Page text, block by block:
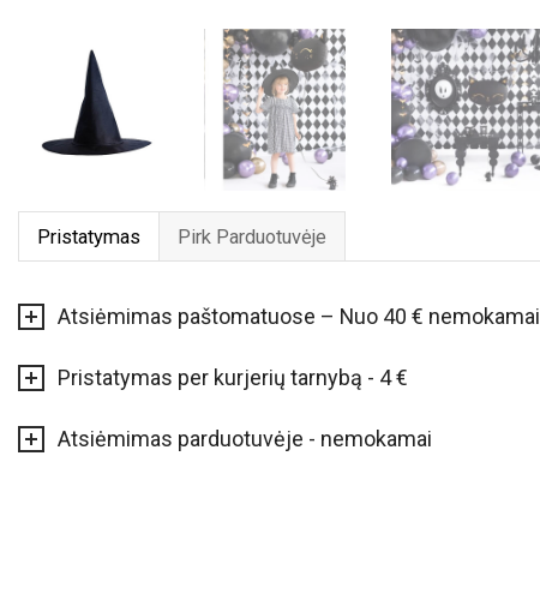
Pristatymas Pirk Parduotuvėje
Atsiėmimas paštomatuose – Nuo 40 € nemokamai
Pristatymas per kurjerių tarnybą - 4 €
Atsiėmimas parduotuvėje - nemokamai